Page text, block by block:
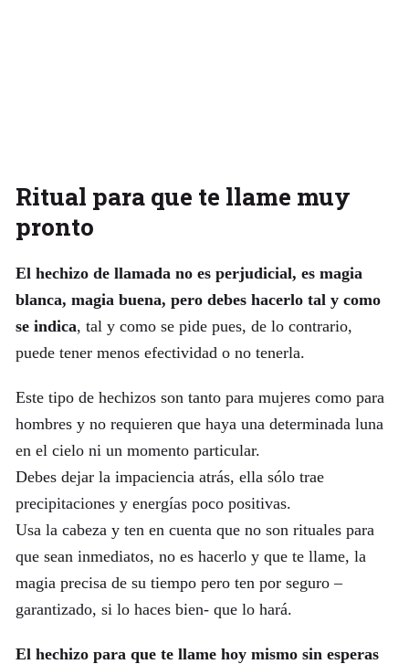
Ritual para que te llame muy
pronto
El hechizo de llamada no es perjudicial, es magia
blanca, magia buena, pero debes hacerlo tal y como
se indica, tal y como se pide pues, de lo contrario,
puede tener menos efectividad o no tenerla.
Este tipo de hechizos son tanto para mujeres como para
hombres y no requieren que haya una determinada luna
en el cielo ni un momento particular.
Debes dejar la impaciencia atrás, ella sólo trae
precipitaciones y energías poco positivas.
Usa la cabeza y ten en cuenta que no son rituales para
que sean inmediatos, no es hacerlo y que te llame, la
magia precisa de su tiempo pero ten por seguro –
garantizado, si lo haces bien- que lo hará.
El hechizo para que te llame hoy mismo sin esperas